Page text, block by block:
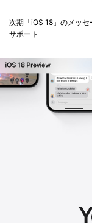
次期「iOS 18」のメッ
サポート